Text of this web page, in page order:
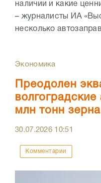
наличии и какие
– журналисты ИА
несколько
Экономика
Преодолен
млн тонн зерна
30.07.2026 10:51
Комментарии